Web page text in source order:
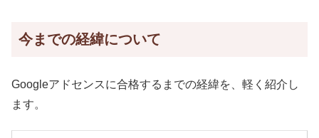
今までの経緯について
Googleアドセンスに合格するまでの経緯を、軽く紹介し
ます。